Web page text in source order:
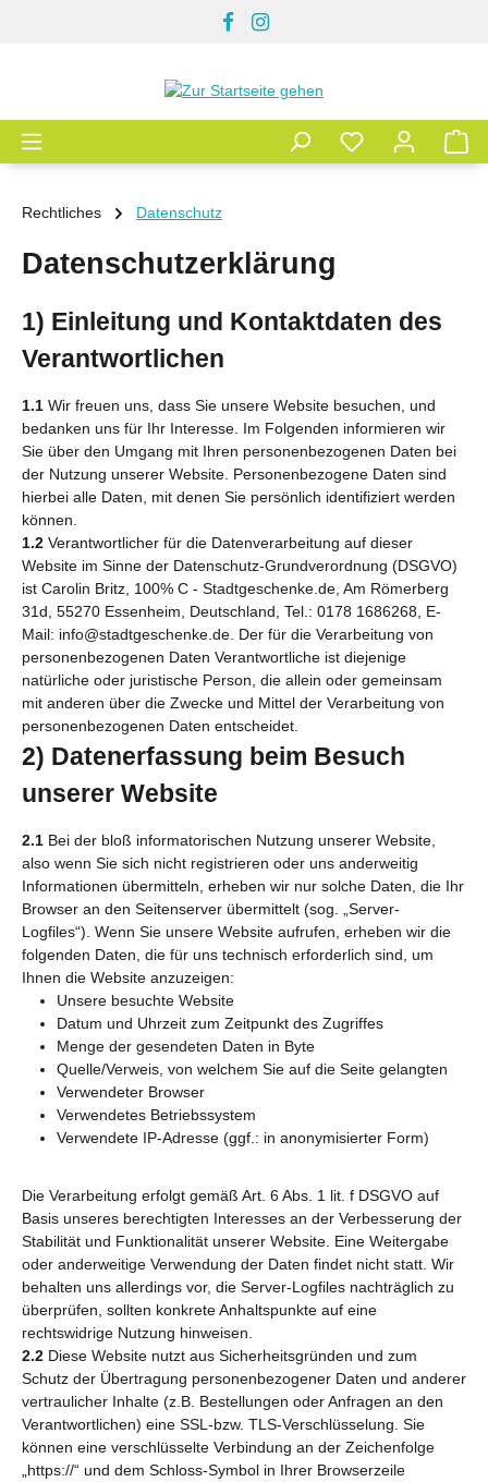
Rechtliches Datenschutz
Datenschutzerklärung
1) Einleitung und Kontaktdaten des
Verantwortlichen
1.1 Wir freuen uns, dass Sie unsere Website besuchen, und
bedanken uns für Ihr Interesse. Im Folgenden informieren wir
Sie über den Umgang mit Ihren personenbezogenen Daten bei
der Nutzung unserer Website. Personenbezogene Daten sind
hierbei alle Daten, mit denen Sie persönlich identifiziert werden
können.
1.2 Verantwortlicher für die Datenverarbeitung auf dieser
Website im Sinne der Datenschutz-Grundverordnung (DSGVO)
ist Carolin Britz, 100% C - Stadtgeschenke.de, Am Römerberg
31d, 55270 Essenheim, Deutschland, Tel.: 0178 1686268, E-
Mail: info@stadtgeschenke.de. Der für die Verarbeitung von
personenbezogenen Daten Verantwortliche ist diejenige
natürliche oder juristische Person, die allein oder gemeinsam
mit anderen über die Zwecke und Mittel der Verarbeitung von
personenbezogenen Daten entscheidet.
2) Datenerfassung beim Besuch
unserer Website
2.1 Bei der bloß informatorischen Nutzung unserer Website,
also wenn Sie sich nicht registrieren oder uns anderweitig
Informationen übermitteln, erheben wir nur solche Daten, die Ihr
Browser an den Seitenserver übermittelt (sog. „Server-
Logfiles“). Wenn Sie unsere Website aufrufen, erheben wir die
folgenden Daten, die für uns technisch erforderlich sind, um
Ihnen die Website anzuzeigen:
Unsere besuchte Website
Datum und Uhrzeit zum Zeitpunkt des Zugriffes
Menge der gesendeten Daten in Byte
Quelle/Verweis, von welchem Sie auf die Seite gelangten
Verwendeter Browser
Verwendetes Betriebssystem
Verwendete IP-Adresse (ggf.: in anonymisierter Form)
Die Verarbeitung erfolgt gemäß Art. 6 Abs. 1 lit. f DSGVO auf
Basis unseres berechtigten Interesses an der Verbesserung der
Stabilität und Funktionalität unserer Website. Eine Weitergabe
oder anderweitige Verwendung der Daten findet nicht statt. Wir
behalten uns allerdings vor, die Server-Logfiles nachträglich zu
überprüfen, sollten konkrete Anhaltspunkte auf eine
rechtswidrige Nutzung hinweisen.
2.2 Diese Website nutzt aus Sicherheitsgründen und zum
Schutz der Übertragung personenbezogener Daten und anderer
vertraulicher Inhalte (z.B. Bestellungen oder Anfragen an den
Verantwortlichen) eine SSL-bzw. TLS-Verschlüsselung. Sie
können eine verschlüsselte Verbindung an der Zeichenfolge
„https://“ und dem Schloss-Symbol in Ihrer Browserzeile